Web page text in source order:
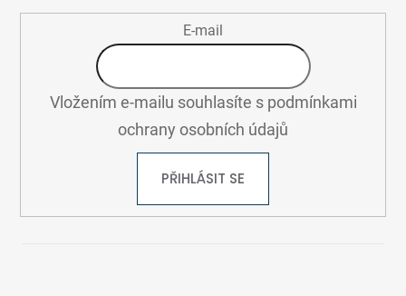
E-mail
Vložením e-mailu souhlasíte s podmínkami
ochrany osobních údajů
PŘIHLÁSIT SE